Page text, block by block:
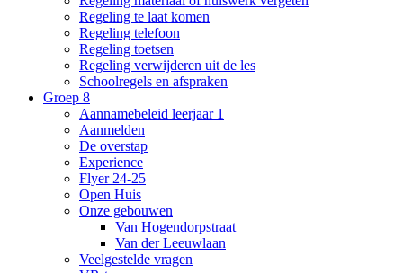
Regeling te laat komen
Regeling telefoon
Regeling toetsen
Regeling verwijderen uit de les
Schoolregels en afspraken
Groep 8
Aannamebeleid leerjaar 1
Aanmelden
De overstap
Experience
Flyer 24-25
Open Huis
Onze gebouwen
Van Hogendorpstraat
Van der Leeuwlaan
Veelgestelde vragen